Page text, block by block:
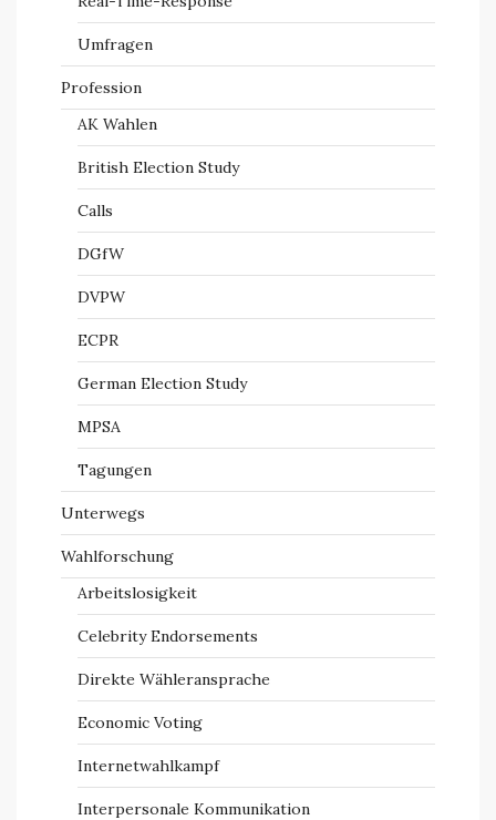
Umfragen
Profession
AK Wahlen
British Election Study
Calls
DGfW
DVPW
ECPR
German Election Study
MPSA
Tagungen
Unterwegs
Wahlforschung
Arbeitslosigkeit
Celebrity Endorsements
Direkte Wähleransprache
Economic Voting
Internetwahlkampf
Interpersonale Kommunikation